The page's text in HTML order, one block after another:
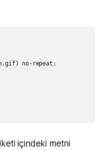
içindeki metni